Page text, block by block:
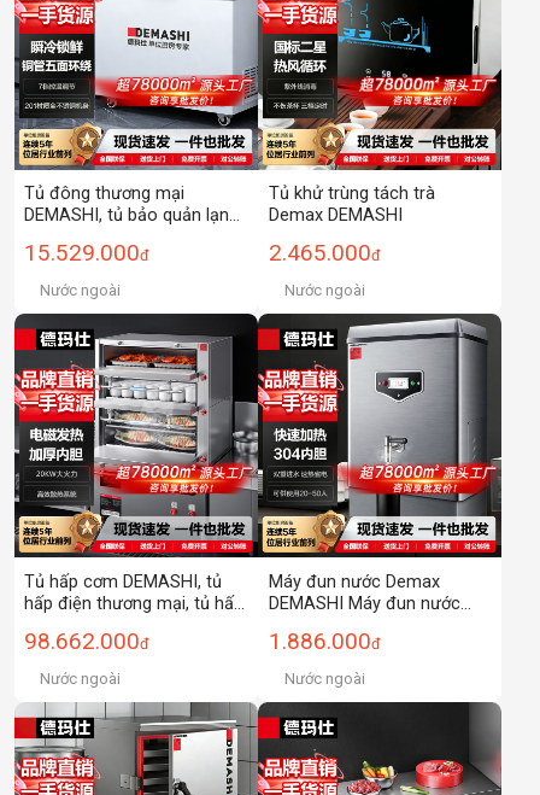
Tủ đông thương mại
DEMASHI, tủ bảo quản lạnh,
làm lạnh, tủ đông ngang
15.529.000đ
Nước ngoài
Tủ khử trùng tách trà
Demax DEMASHI
2.465.000đ
Nước ngoài
Tủ hấp cơm DEMASHI, tủ
hấp điện thương mại, tủ hấp
hải sản điện từ
98.662.000đ
Nước ngoài
Máy đun nước Demax
DEMASHI Máy đun nước
nước đầu vào tự động Máy
đun nước uống đế
1.886.000đ
Nước ngoài